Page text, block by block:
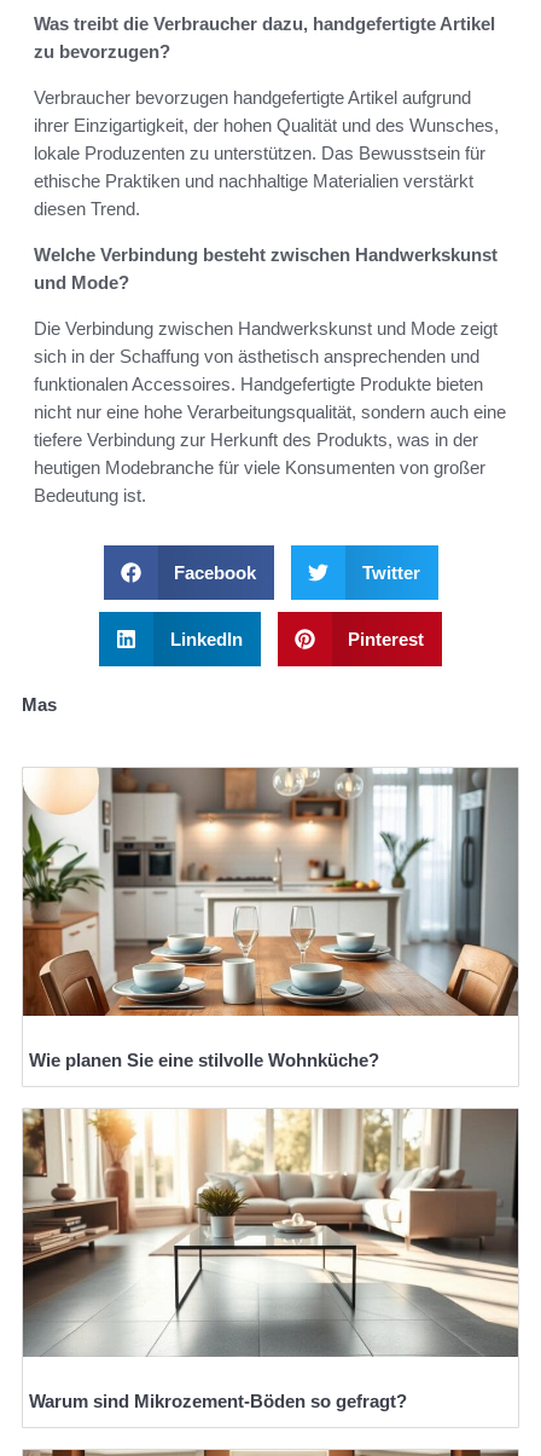
Was treibt die Verbraucher dazu, handgefertigte Artikel
zu bevorzugen?
Verbraucher bevorzugen handgefertigte Artikel aufgrund
ihrer Einzigartigkeit, der hohen Qualität und des Wunsches,
lokale Produzenten zu unterstützen. Das Bewusstsein für
ethische Praktiken und nachhaltige Materialien verstärkt
diesen Trend.
Welche Verbindung besteht zwischen Handwerkskunst
und Mode?
Die Verbindung zwischen Handwerkskunst und Mode zeigt
sich in der Schaffung von ästhetisch ansprechenden und
funktionalen Accessoires. Handgefertigte Produkte bieten
nicht nur eine hohe Verarbeitungsqualität, sondern auch eine
tiefere Verbindung zur Herkunft des Produkts, was in der
heutigen Modebranche für viele Konsumenten von großer
Bedeutung ist.
Facebook Twitter
LinkedIn Pinterest
Mas
Wie planen Sie eine stilvolle Wohnküche?
Warum sind Mikrozement-Böden so gefragt?